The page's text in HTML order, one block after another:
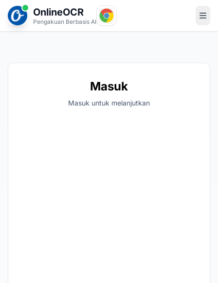
OnlineOCR
Pengakuan Berbasis AI
Masuk
Masuk untuk melanjutkan